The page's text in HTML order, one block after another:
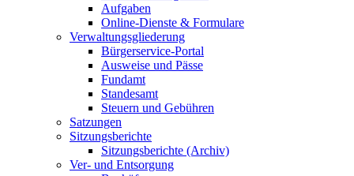
Aufgaben
Online-Dienste & Formulare
Verwaltungsgliederung
Bürgerservice-Portal
Ausweise und Pässe
Fundamt
Standesamt
Steuern und Gebühren
Satzungen
Sitzungsberichte
Sitzungsberichte (Archiv)
Ver- und Entsorgung